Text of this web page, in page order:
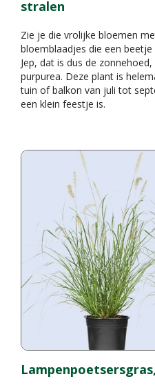
stralen
Zie je die vrolijke bloemen
bloemblaadjes die een
Jep, dat is dus de
purpurea. Deze plant is
tuin of balkon van juli tot
een klein feestje is.